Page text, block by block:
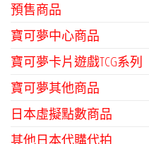
預售商品
寶可夢中心商品
寶可夢卡片遊戲TCG系列
寶可夢其他商品
日本虛擬點數商品
其他日本代購代拍